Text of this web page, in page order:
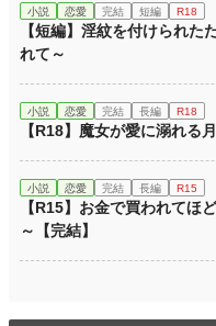
小説 恋愛 完結 短編 R18
【短編】淫紋を付けられた
れて～
小説 恋愛 完結 長編 R18
【R18】魔女が愛に溺れる
小説 恋愛 完結 長編 R15
【R15】お金で買われてほ
～【完結】